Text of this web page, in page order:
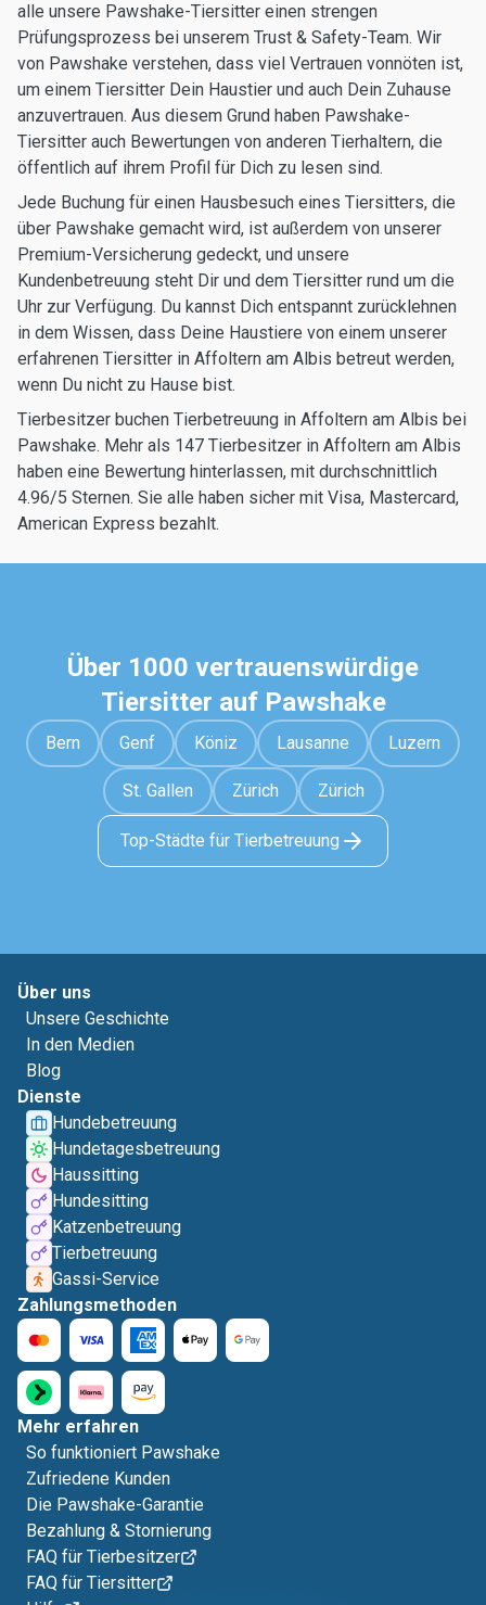
alle unsere Pawshake-Tiersitter einen strengen
Prüfungsprozess bei unserem Trust & Safety-Team. Wir
von Pawshake verstehen, dass viel Vertrauen vonnöten ist,
um einem Tiersitter Dein Haustier und auch Dein Zuhause
anzuvertrauen. Aus diesem Grund haben Pawshake-
Tiersitter auch Bewertungen von anderen Tierhaltern, die
öffentlich auf ihrem Profil für Dich zu lesen sind.
Jede Buchung für einen Hausbesuch eines Tiersitters, die
über Pawshake gemacht wird, ist außerdem von unserer
Premium-Versicherung gedeckt, und unsere
Kundenbetreuung steht Dir und dem Tiersitter rund um die
Uhr zur Verfügung. Du kannst Dich entspannt zurücklehnen
in dem Wissen, dass Deine Haustiere von einem unserer
erfahrenen Tiersitter in Affoltern am Albis betreut werden,
wenn Du nicht zu Hause bist.
Tierbesitzer buchen Tierbetreuung in Affoltern am Albis bei
Pawshake. Mehr als 147 Tierbesitzer in Affoltern am Albis
haben eine Bewertung hinterlassen, mit durchschnittlich
4.96/5 Sternen. Sie alle haben sicher mit Visa, Mastercard,
American Express bezahlt.
Über 1000 vertrauenswürdige
Tiersitter auf Pawshake
Bern Genf Köniz Lausanne Luzern
St. Gallen Zürich Zürich
Top-Städte für Tierbetreuung
Über uns
Unsere Geschichte
In den Medien
Blog
Dienste
Hundebetreuung
Hundetagesbetreuung
Haussitting
Hundesitting
Katzenbetreuung
Tierbetreuung
Gassi-Service
Zahlungsmethoden
Mehr erfahren
So funktioniert Pawshake
Zufriedene Kunden
Die Pawshake-Garantie
Bezahlung & Stornierung
FAQ für Tierbesitzer
FAQ für Tiersitter